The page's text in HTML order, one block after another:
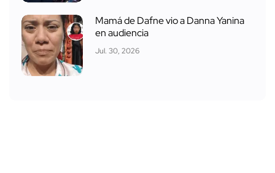
Mamá de Dafne vio a Danna Yanina
en audiencia
Jul. 30, 2026